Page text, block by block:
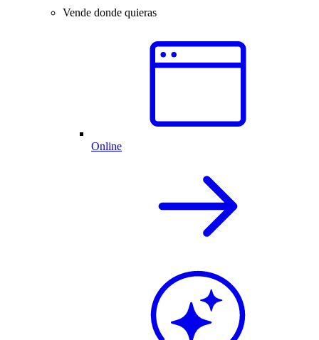
Vende donde quieras
Online